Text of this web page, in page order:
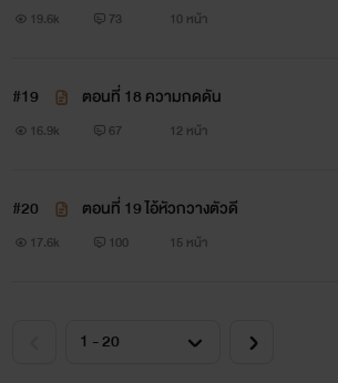
19.6k 73 10 หน้า
#19 ตอนที่ 18 ความกดดัน
16.9k 67 12 หน้า
#20 ตอนที่ 19 ไอ้หัวกวางตัวดี
17.6k 100 15 หน้า